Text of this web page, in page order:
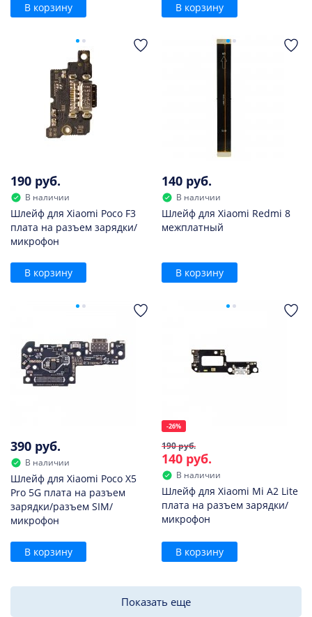
В корзину В корзину
190 руб.
В наличии
Шлейф для Xiaomi Poco F3
плата на разъем зарядки/
микрофон
В корзину
140 руб.
В наличии
Шлейф для Xiaomi Redmi 8
межплатный
В корзину
390 руб.
В наличии
Шлейф для Xiaomi Poco X5
Pro 5G плата на разъем
зарядки/разъем SIM/
микрофон
В корзину
-26%
190 руб.
140 руб.
В наличии
Шлейф для Xiaomi Mi A2 Lite
плата на разъем зарядки/
микрофон
В корзину
Показать еще